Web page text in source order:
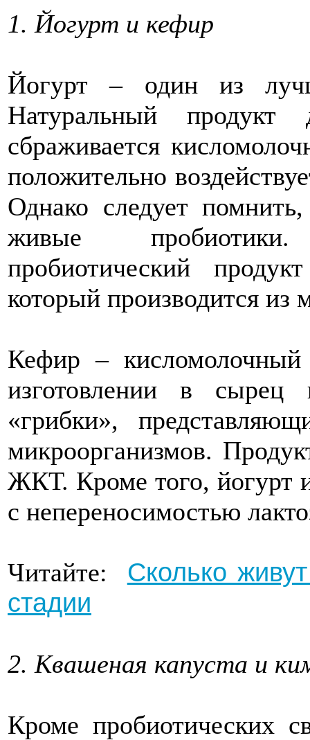
1. Йогурт и кефир
Йогурт – один из
Натуральный
сбраживается
положительно
Однако следует
живые
пробиотический
который производится из
Кефир – кисломолочный
изготовлении в сырец
«грибки»,
микроорганизмов.
ЖКТ. Кроме того, йогурт
с непереносимостью
Читайте: Сколько
стадии
2. Квашеная капуста и
Кроме пробиотических